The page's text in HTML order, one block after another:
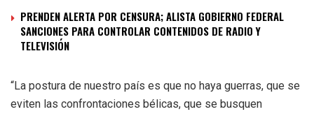
PRENDEN ALERTA POR CENSURA; ALISTA GOBIERNO FEDERAL
SANCIONES PARA CONTROLAR CONTENIDOS DE RADIO Y
TELEVISIÓN
“La postura de nuestro país es que no haya guerras, que se
eviten las confrontaciones bélicas, que se busquen